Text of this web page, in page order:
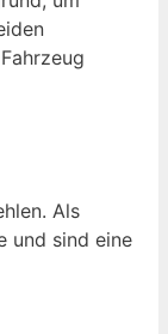
Als
und sind eine